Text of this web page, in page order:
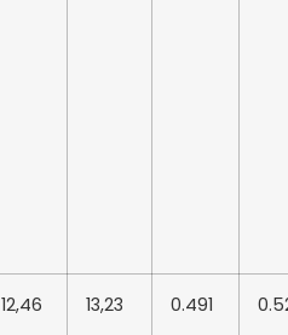
12,46 13,23 0.491